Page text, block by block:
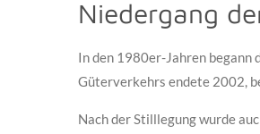
Niedergang
In den 1980er-Jahren begann
Güterverkehrs endete 2002,
Nach der Stilllegung wurde